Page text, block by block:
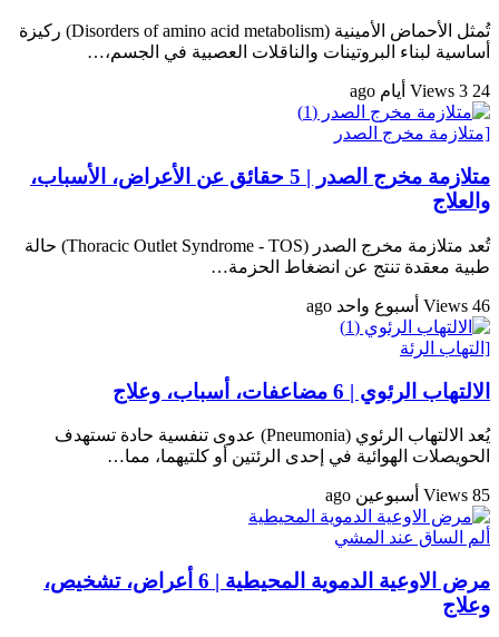
تُمثل الأحماض الأمينية (Disorders of amino acid metabolism) ركيزة
أساسية لبناء البروتينات والناقلات العصبية في الجسم،…
24 Views 3 أيام ago
[متلازمة مخرج الصدر
متلازمة مخرج الصدر | 5 حقائق عن الأعراض، الأسباب،
والعلاج
تُعد متلازمة مخرج الصدر (Thoracic Outlet Syndrome - TOS) حالة
طبية معقدة تنتج عن انضغاط الحزمة…
46 Views أسبوع واحد ago
[التهاب الرئة
الالتهاب الرئوي | 6 مضاعفات، أسباب، وعلاج
يُعد الالتهاب الرئوي (Pneumonia) عدوى تنفسية حادة تستهدف
الحويصلات الهوائية في إحدى الرئتين أو كلتيهما، مما…
85 Views أسبوعين ago
ألم الساق عند المشي
مرض الاوعية الدموية المحيطية | 6 أعراض، تشخيص،
وعلاج